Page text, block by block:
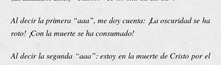
Al decir la primera “aaa”, me doy cuenta: ¡La oscuridad se ha
roto! ¡Con la muerte se ha consumado!
Al decir la segunda “aaa”: estoy en la muerte de Cristo por el